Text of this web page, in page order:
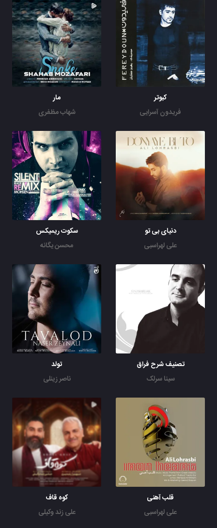
کبوتر
فریدون آسرایی
مار
شهاب مظفری
دنیای بی تو
علی لهراسبی
سکوت ریمیکس
محسن یگانه
تصنیف شرح فراق
سینا سرلک
تولد
ناصر زینلی
قلب آهنی
علی لهراسبی
کوه قاف
علی زند وکیلی